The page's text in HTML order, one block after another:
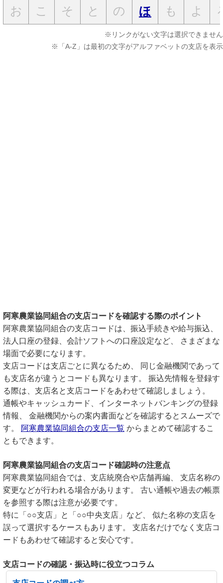
お
こ そ と の ほ も よ
※リンクがない文字は選択できません
※「A-Z」は最初の文字がアルファベットの支店を表示
阿寒農業協同組合の支店コードを確認する際のポイント
阿寒農業協同組合の支店コードは、振込手続きや給与振込、
法人口座の登録、会計ソフトへの口座設定など、 さまざまな
場面で必要になります。
支店コードは支店ごとに異なるため、 同じ金融機関であって
も支店名が違うとコードも異なります。 振込先情報を登録す
る際は、支店名と支店コードをあわせて確認しましょう。
通帳やキャッシュカード、インターネットバンキングの登録
情報、 金融機関からの案内書面などを確認するとスムーズで
す。
阿寒農業協同組合の支店一覧 からまとめて確認するこ
ともできます。
阿寒農業協同組合の支店コード確認時の注意点
阿寒農業協同組合では、支店統廃合や店舗再編、 支店名称の
変更などが行われる場合があります。 古い通帳や過去の帳票
を参照する際は注意が必要です。
特に「○○支店」と「○○中央支店」など、 似た名称の支店を
誤って選択するケースもあります。 支店名だけでなく支店コ
ードもあわせて確認すると安心です。
支店コードの確認・振込時に役立つコラム